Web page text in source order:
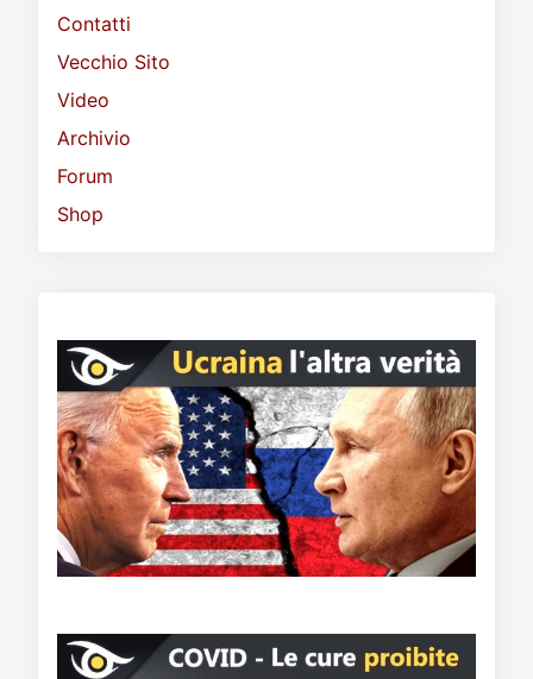
Contatti
Vecchio Sito
Video
Archivio
Forum
Shop